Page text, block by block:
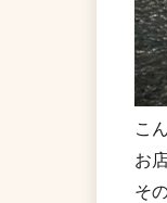
こ
お
そ